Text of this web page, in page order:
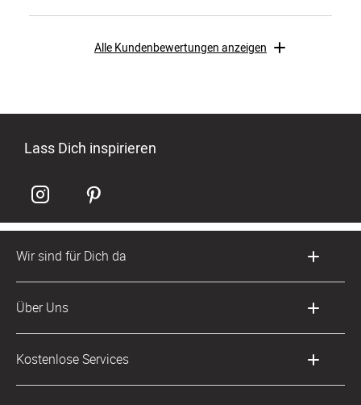
Alle Kundenbewertungen anzeigen
Lass Dich inspirieren
Wir sind für Dich da
0049 221 956 725 10
kontakt@sendmoments.ch
Über Uns
Kostenlose Services